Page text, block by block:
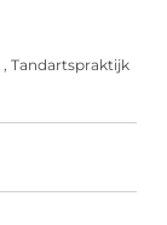
, Tandartspraktijk